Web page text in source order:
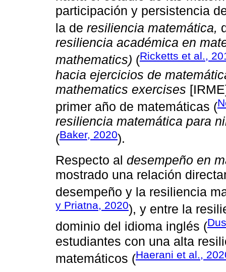
participación y persistencia
la de resiliencia matemática,
resiliencia académica en
mathematics) (Ricketts et al.,
hacia ejercicios de
mathematics exercises
primer año de matemáticas (
resiliencia matemática para
(Baker, 2020).
Respecto al desempeño en
mostrado una relación
desempeño y la resiliencia
y Priatna, 2020), y entre la
dominio del idioma inglés (
estudiantes con una alta
matemáticos (Haerani et al.,